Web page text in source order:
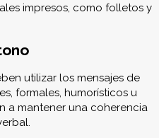
impresos, como folletos y
utilizar los mensajes de
formales, humorísticos u
a mantener una coherencia